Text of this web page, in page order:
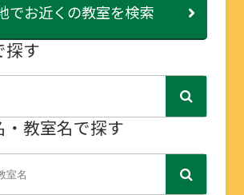
でお近くの教室を検索
探す
教室名で探す